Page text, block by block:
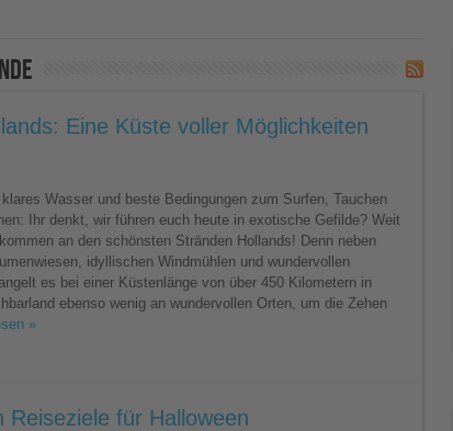
Eine Küste voller Möglichkeiten
Wasser und beste Bedingungen zum Surfen, Tauchen
Ihr denkt, wir führen euch heute in exotische Gefilde? Weit
an den schönsten Stränden Hollands! Denn neben
idyllischen Windmühlen und wundervollen
es bei einer Küstenlänge von über 450 Kilometern in
ebenso wenig an wundervollen Orten, um die Zehen
»
für Halloween